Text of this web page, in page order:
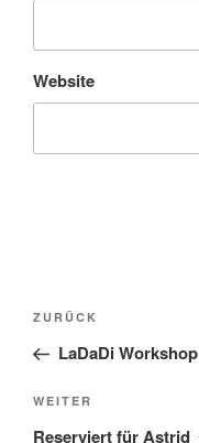
Website
Beitragsnavigation
Vorheriger
Beitrag
ZURÜCK
LaDaDi Workshop
Nächster
Beitrag
WEITER
Reserviert für Astrid